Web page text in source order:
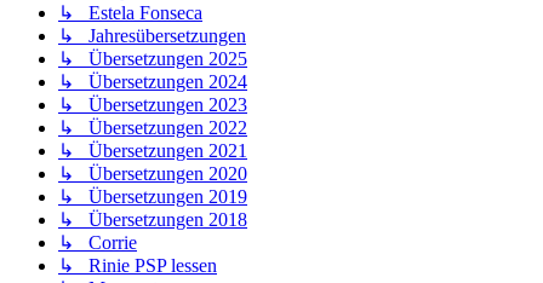
↳ Estela Fonseca
↳ Jahresübersetzungen
↳ Übersetzungen 2025
↳ Übersetzungen 2024
↳ Übersetzungen 2023
↳ Übersetzungen 2022
↳ Übersetzungen 2021
↳ Übersetzungen 2020
↳ Übersetzungen 2019
↳ Übersetzungen 2018
↳ Corrie
↳ Rinie PSP lessen